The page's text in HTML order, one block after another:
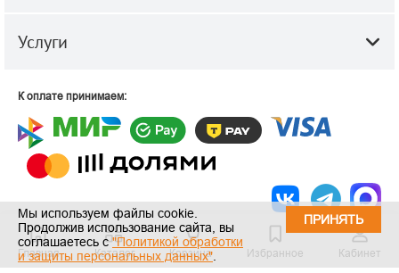
Главная Каталог Корзина Избранное Кабинет
Услуги
К оплате принимаем:
© 2010-2026 ООО "Строй-Центр".Строительные и отделочные
материалы оптом и в розницу.
Мы используем файлы cookie.
Продолжив использование сайта, вы
соглашаетесь с"Политикой обработки
и защиты персональных данных"
ПРИНЯТЬ